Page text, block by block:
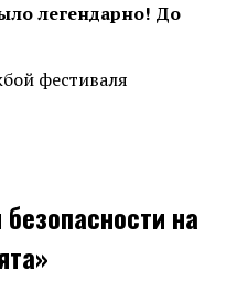
легендарно! До
фестиваля
на